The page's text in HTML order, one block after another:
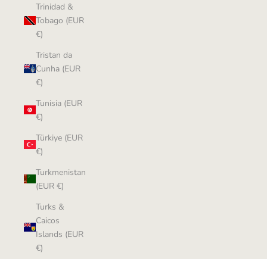
Trinidad &
Tobago (EUR
€)
Tristan da
Cunha (EUR
€)
Tunisia (EUR
€)
Türkiye (EUR
€)
Turkmenistan
(EUR €)
Turks &
Caicos
Islands (EUR
€)